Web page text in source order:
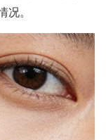
况。